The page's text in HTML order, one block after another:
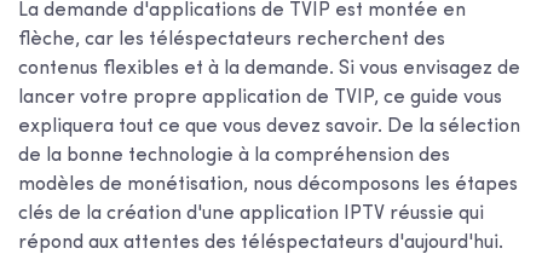
La demande d'applications de TVIP est montée en
flèche, car les téléspectateurs recherchent des
contenus flexibles et à la demande. Si vous envisagez de
lancer votre propre application de TVIP, ce guide vous
expliquera tout ce que vous devez savoir. De la sélection
de la bonne technologie à la compréhension des
modèles de monétisation, nous décomposons les étapes
clés de la création d'une application IPTV réussie qui
répond aux attentes des téléspectateurs d'aujourd'hui.